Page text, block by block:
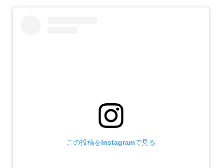
この投稿をInstagramで見る